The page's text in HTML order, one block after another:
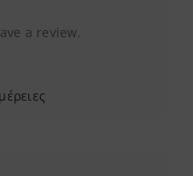
a review.